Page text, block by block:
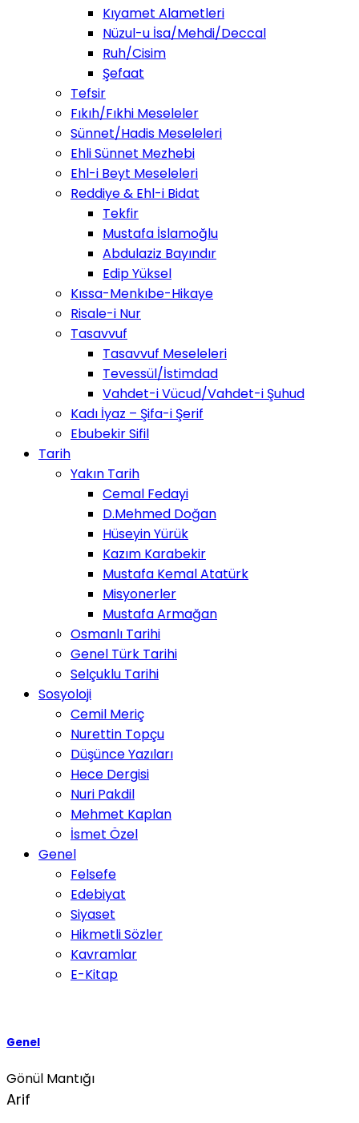
Kıyamet Alametleri
Nüzul-u İsa/Mehdi/Deccal
Ruh/Cisim
Şefaat
Tefsir
Fıkıh/Fıkhi Meseleler
Sünnet/Hadis Meseleleri
Ehli Sünnet Mezhebi
Ehl-i Beyt Meseleleri
Reddiye & Ehl-i Bidat
Tekfir
Mustafa İslamoğlu
Abdulaziz Bayındır
Edip Yüksel
Kıssa-Menkıbe-Hikaye
Risale-i Nur
Tasavvuf
Tasavvuf Meseleleri
Tevessül/İstimdad
Vahdet-i Vücud/Vahdet-i Şuhud
Kadı İyaz – Şifa-i Şerif
Ebubekir Sifil
Tarih
Yakın Tarih
Cemal Fedayi
D.Mehmed Doğan
Hüseyin Yürük
Kazım Karabekir
Mustafa Kemal Atatürk
Misyonerler
Mustafa Armağan
Osmanlı Tarihi
Genel Türk Tarihi
Selçuklu Tarihi
Sosyoloji
Cemil Meriç
Nurettin Topçu
Düşünce Yazıları
Hece Dergisi
Nuri Pakdil
Mehmet Kaplan
İsmet Özel
Genel
Felsefe
Edebiyat
Siyaset
Hikmetli Sözler
Kavramlar
E-Kitap
Genel
Gönül Mantığı
Arif